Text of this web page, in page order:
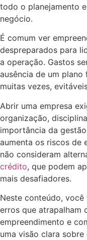
todo o planejamento
negócio.
É comum ver
despreparados para
a operação. Gastos
ausência de um
muitas vezes,
Abrir uma empresa
organização,
importância da
aumenta os riscos de
não consideram
crédito, que podem
mais desafiadores.
Neste conteúdo,
erros que atrapalham
empreendimento e
uma visão clara